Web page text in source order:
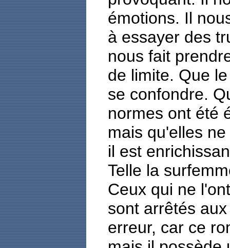
émotions. Il
à essayer des
nous fait
de limite. Que
se confondre.
normes ont été
mais qu'elles
il est
Telle la
Ceux qui ne
sont arrêtés
erreur, car ce